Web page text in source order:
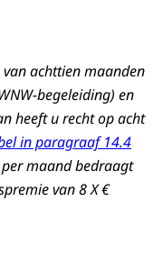
achttien maanden
begeleiding) en
heeft u recht op acht
in paragraaf 14.4
maand bedraagt
van 8 X €